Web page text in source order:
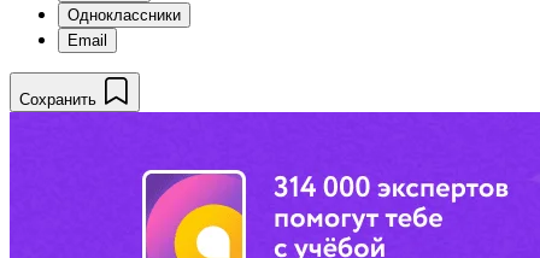
Одноклассники
Email
Сохранить